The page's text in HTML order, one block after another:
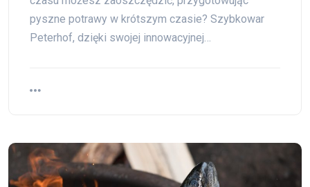
pyszne potrawy w krótszym czasie? Szybkowar
Peterhof, dzięki swojej innowacyjnej…